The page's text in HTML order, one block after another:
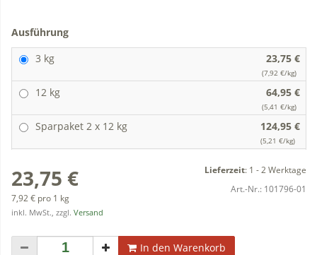
Ausführung
3 kg
23,75 €
(7,92 €/kg)
12 kg 64,95 €
(5,41 €/kg)
Sparpaket 2 x 12 kg 124,95 €
(5,21 €/kg)
23,75 €
7,92 € pro 1 kg
inkl. MwSt., zzgl. Versand
Lieferzeit: 1 - 2 Werktage
Art.-Nr.: 101796-01
In den Warenkorb